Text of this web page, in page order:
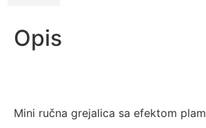
Opis
Mini ručna grejalica sa efektom